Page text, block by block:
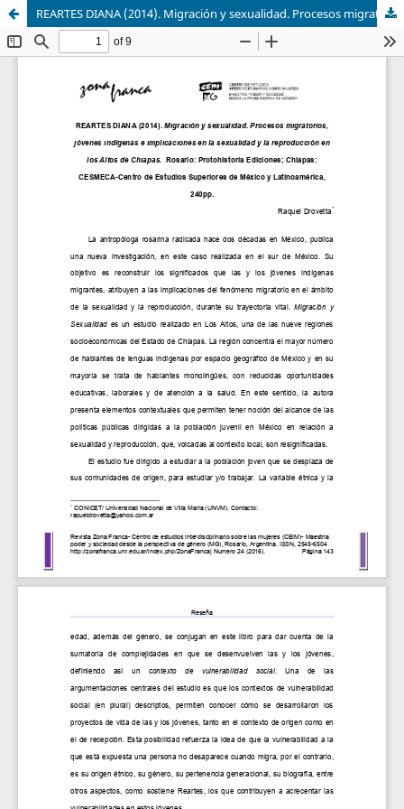
REARTES DIANA (2014). Migración y sexualidad. Procesos migratorios, jóvenes indígenas e implicaciones en la sexualidad y la reproducción en los Altos de Chiapas. Rosario: Protohistoria Ediciones; Chiapas: CESMECA-Centro de Estudios Superiores de México y Latinoamérica, 240pp.